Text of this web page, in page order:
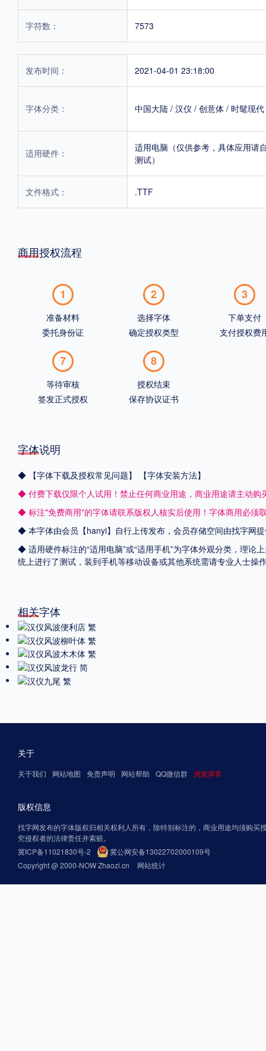
字符数： 7573
发布时间： 2021-04-01 23:18:00
字体分类： 中国大陆 / 汉仪 / 创意体 / 时髦现代
适用硬件：
适用电脑（仅供参考，具体应用请
测试）
文件格式： .TTF
商用授权流程
1
准备材料
委托身份证
2
选择字体
确定授权类型
3
下单支付
支付授权费
7
等待审核
签发正式授权
8
授权结束
保存协议证书
字体说明
◆ 【字体下载及授权常见问题】
【字体安装方法】
◆ 付费下载仅限个人试用！禁止任何商业用途，商业用途请主动购
◆ 标注"免费商用"的字体请联系版权人核实后使用！字体商用必须
◆ 本字体由会员【hanyi】自行上传发布，会员存储空间由找字网
◆ 适用硬件标注的“适用电脑”或“适用手机”为字体外观分类，理论
统上进行了测试，装到手机等移动设备或其他系统需请专业人士
相关字体
关于
关于我们 网站地图 免责声明 网站帮助 QQ微信群 浏览异常
版权信息
找字网发布的字体版权归相关权利人所有，除特别标注的，商业用途均须购买
究侵权者的法律责任并索赔。
冀ICP备11021830号-2
冀公网安备13022702000109号
Copyright @ 2000-NOW Zhaozi.cn
网站统计